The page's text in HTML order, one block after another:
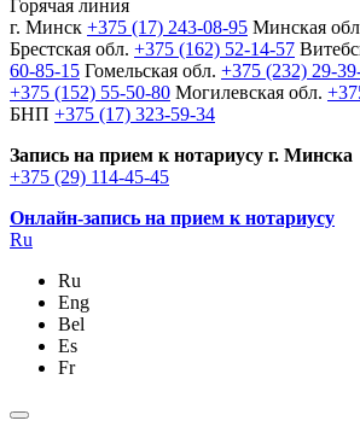
Горячая линия
г. Минск +375 (17) 243-08-95 Минская
Брестская обл. +375 (162) 52-14-57
60-85-15 Гомельская обл. +375 (232) 29-
+375 (152) 55-50-80 Могилевская обл.
БНП +375 (17) 323-59-34
Запись на прием к нотариусу г. Минска
+375 (29) 114-45-45
Онлайн-запись на прием к нотариусу
Ru
Ru
Eng
Bel
Es
Fr